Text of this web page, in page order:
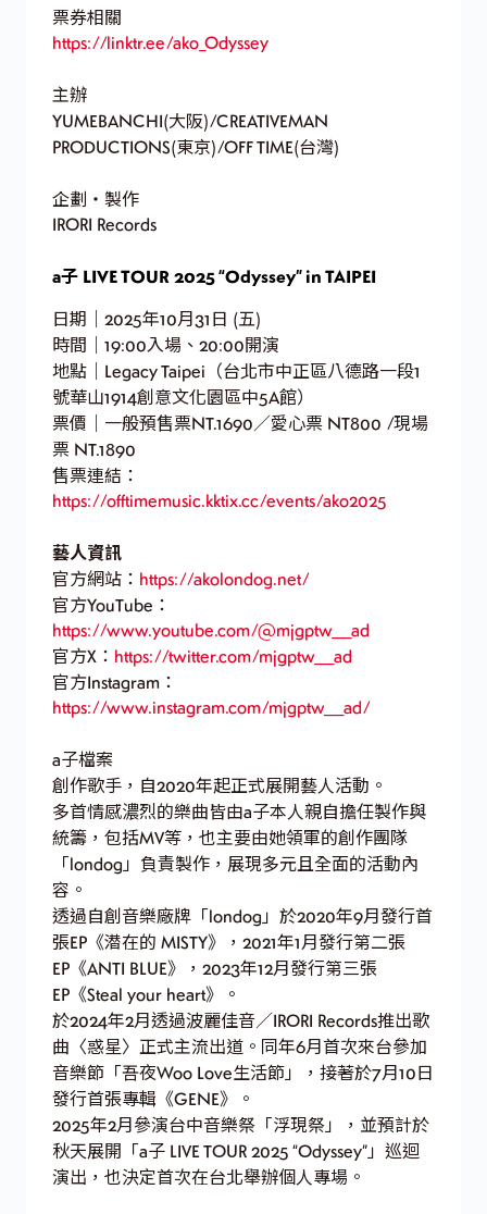
票券相關
https://linktr.ee/ako_Odyssey
主辦
YUMEBANCHI(大阪)/CREATIVEMAN
PRODUCTIONS(東京)/OFF TIME(台灣)
企劃・製作
IRORI Records
a子 LIVE TOUR 2025 “Odyssey” in TAIPEI
日期｜2025年10月31日 (五)
時間｜19:00入場、20:00開演
地點｜Legacy Taipei（台北市中正區八德路一段1
號華山1914創意文化園區中5A館）
票價｜一般預售票NT.1690／愛心票 NT800 /現場
票 NT.1890
售票連結：
https://offtimemusic.kktix.cc/events/ako2025
藝人資訊
官方網站： https://akolondog.net/
官方YouTube：
https://www.youtube.com/@mjgptw___ad
官方X： https://twitter.com/mjgptw___ad
官方Instagram：
https://www.instagram.com/mjgptw___ad/
a子檔案
創作歌手，自2020年起正式展開藝人活動。
多首情感濃烈的樂曲皆由a子本人親自擔任製作與
統籌，包括MV等，也主要由她領軍的創作團隊
「londog」負責製作，展現多元且全面的活動內
容。
透過自創音樂廠牌「londog」於2020年9月發行首
張EP《潜在的 MISTY》，2021年1月發行第二張
EP《ANTI BLUE》，2023年12月發行第三張
EP《Steal your heart》。
於2024年2月透過波麗佳音／IRORI Records推出歌
曲〈惑星〉正式主流出道。同年6月首次來台參加
音樂節「吾夜Woo Love生活節」，接著於7月10日
發行首張專輯《GENE》。
2025年2月參演台中音樂祭「浮現祭」，並預計於
秋天展開「a子 LIVE TOUR 2025 “Odyssey”」巡迴
演出，也決定首次在台北舉辦個人專場。